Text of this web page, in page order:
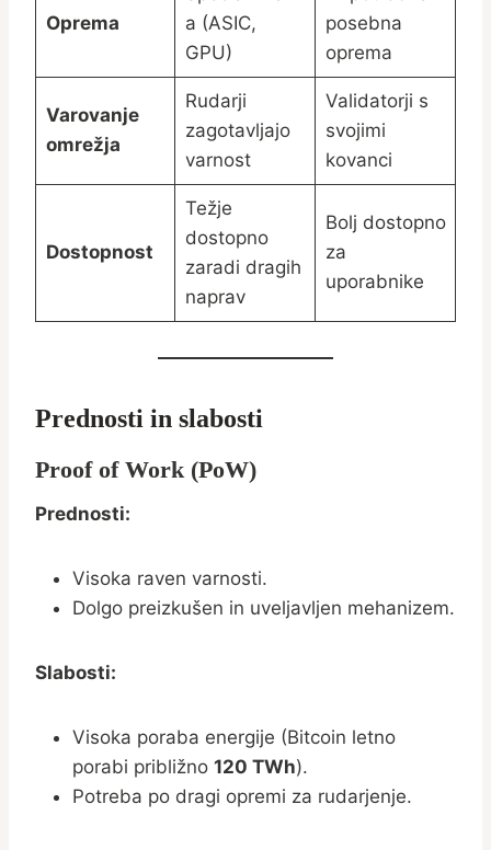
Oprema
a (ASIC,
GPU)
posebna
oprema
Varovanje
omrežja
Rudarji
zagotavljajo
varnost
Validatorji s
svojimi
kovanci
Dostopnost
Težje
dostopno
zaradi dragih
naprav
Bolj dostopno
za
uporabnike
Prednosti in slabosti
Proof of Work (PoW)
Prednosti:
Visoka raven varnosti.
Dolgo preizkušen in uveljavljen mehanizem.
Slabosti:
Visoka poraba energije (Bitcoin letno
porabi približno 120 TWh).
Potreba po dragi opremi za rudarjenje.